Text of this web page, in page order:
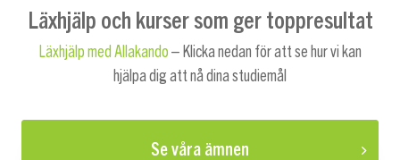
Läxhjälp och kurser som ger toppresultat
Läxhjälp med Allakando – Klicka nedan för att se hur vi kan
hjälpa dig att nå dina studiemål
Se våra ämnen